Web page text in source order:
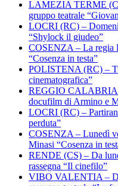
LAMEZIA TERME
gruppo teatrale
LOCRI (RC) –
“Shylock il giudeo”
COSENZA – La regia
“Cosenza in testa”
POLISTENA (RC) –
cinematografica”
REGGIO CALABRIA
docufilm di Armino e
LOCRI (RC) –
perduta”
COSENZA – Lunedì
Minasi “Cosenza in
RENDE (CS) – Da
rassegna “Il cinefilo”
VIBO VALENTIA –